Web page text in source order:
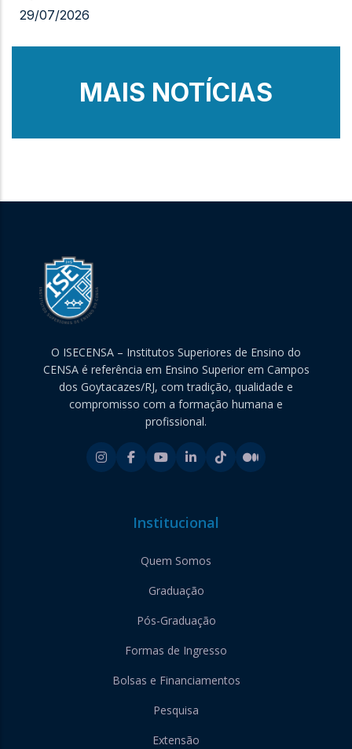
29/07/2026
MAIS NOTÍCIAS
O ISECENSA – Institutos Superiores de Ensino do
CENSA é referência em Ensino Superior em Campos
dos Goytacazes/RJ, com tradição, qualidade e
compromisso com a formação humana e
profissional.
Institucional
Quem Somos
Graduação
Pós-Graduação
Formas de Ingresso
Bolsas e Financiamentos
Pesquisa
Extensão